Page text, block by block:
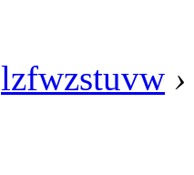
lzfwzstuvw ›